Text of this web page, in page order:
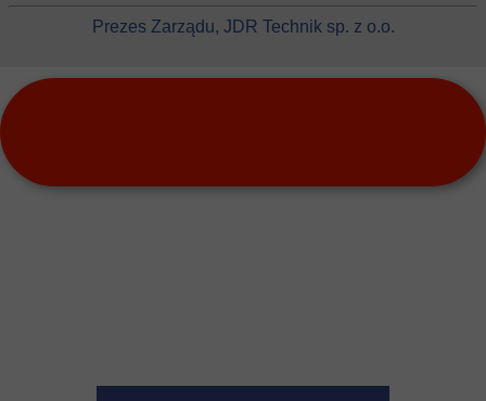
Prezes Zarządu, JDR Technik sp. z o.o.